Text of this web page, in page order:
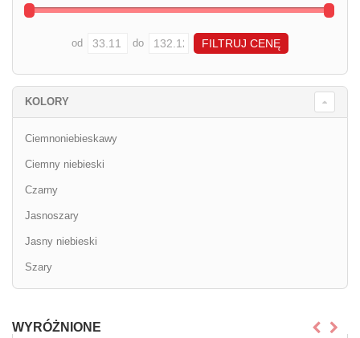
od do
KOLORY
Ciemnoniebieskawy
Ciemny niebieski
Czarny
Jasnoszary
Jasny niebieski
Szary
WYRÓŻNIONE